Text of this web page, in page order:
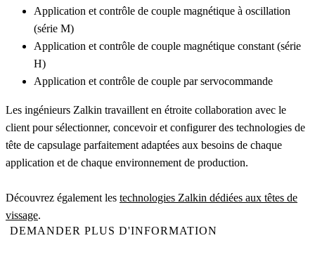
Application et contrôle de couple magnétique à oscillation
(série M)
Application et contrôle de couple magnétique constant (série
H)
Application et contrôle de couple par servocommande
Les ingénieurs Zalkin travaillent en étroite collaboration avec le
client pour sélectionner, concevoir et configurer des technologies de
tête de capsulage parfaitement adaptées aux besoins de chaque
application et de chaque environnement de production.
Découvrez également les technologies Zalkin dédiées aux têtes de
vissage.
DEMANDER PLUS D'INFORMATION